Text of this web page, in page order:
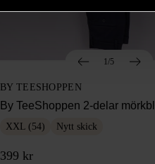
1/5
BY TEESHOPPEN
By TeeShoppen 2-delar
XXL (54) Nytt skick
399 kr